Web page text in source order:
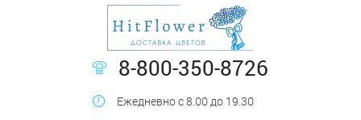
8-800-350-8726
Ежедневно с 8.00 до 19.30